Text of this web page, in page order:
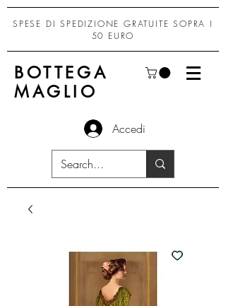
SPESE DI SPEDIZIONE GRATUITE SOPRA I
50 EURO
BOTTEGA
MAGLIO
Accedi